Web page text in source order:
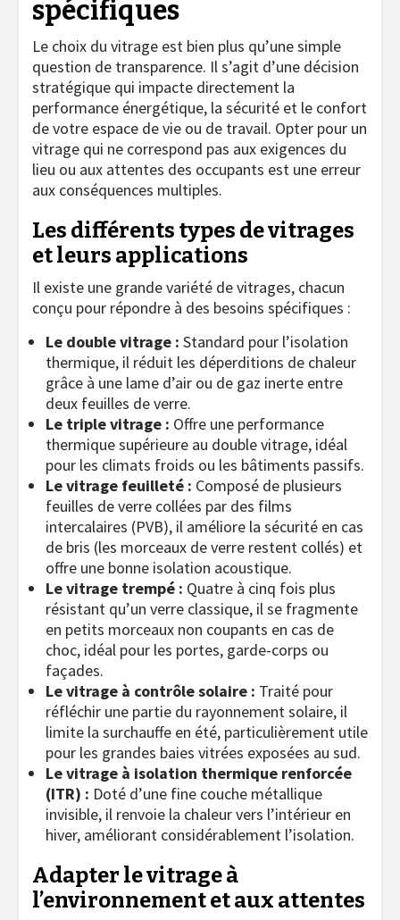
spécifiques
Le choix du vitrage est bien plus qu’une simple
question de transparence. Il s’agit d’une décision
stratégique qui impacte directement la
performance énergétique, la sécurité et le confort
de votre espace de vie ou de travail. Opter pour un
vitrage qui ne correspond pas aux exigences du
lieu ou aux attentes des occupants est une erreur
aux conséquences multiples.
Les différents types de vitrages
et leurs applications
Il existe une grande variété de vitrages, chacun
conçu pour répondre à des besoins spécifiques :
Le double vitrage : Standard pour l’isolation
thermique, il réduit les déperditions de chaleur
grâce à une lame d’air ou de gaz inerte entre
deux feuilles de verre.
Le triple vitrage : Offre une performance
thermique supérieure au double vitrage, idéal
pour les climats froids ou les bâtiments passifs.
Le vitrage feuilleté : Composé de plusieurs
feuilles de verre collées par des films
intercalaires (PVB), il améliore la sécurité en cas
de bris (les morceaux de verre restent collés) et
offre une bonne isolation acoustique.
Le vitrage trempé : Quatre à cinq fois plus
résistant qu’un verre classique, il se fragmente
en petits morceaux non coupants en cas de
choc, idéal pour les portes, garde-corps ou
façades.
Le vitrage à contrôle solaire : Traité pour
réfléchir une partie du rayonnement solaire, il
limite la surchauffe en été, particulièrement utile
pour les grandes baies vitrées exposées au sud.
Le vitrage à isolation thermique renforcée
(ITR) : Doté d’une fine couche métallique
invisible, il renvoie la chaleur vers l’intérieur en
hiver, améliorant considérablement l’isolation.
Adapter le vitrage à
l’environnement et aux attentes